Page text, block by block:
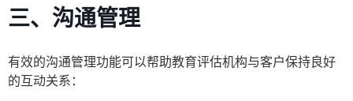
三、沟通管理
有效的沟通管理功能可以帮助教育评估机构与客户保持良好
的互动关系：